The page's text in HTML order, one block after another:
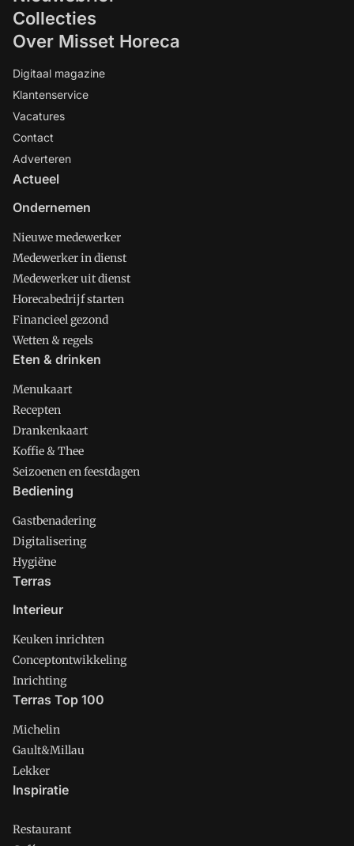
Collecties
Over Misset Horeca
Digitaal magazine
Klantenservice
Vacatures
Contact
Adverteren
Actueel
Ondernemen
Nieuwe medewerker
Medewerker in dienst
Medewerker uit dienst
Horecabedrijf starten
Financieel gezond
Wetten & regels
Eten & drinken
Menukaart
Recepten
Drankenkaart
Koffie & Thee
Seizoenen en feestdagen
Bediening
Gastbenadering
Digitalisering
Hygiëne
Terras
Interieur
Keuken inrichten
Conceptontwikkeling
Inrichting
Terras Top 100
Michelin
Gault&Millau
Lekker
Inspiratie
Restaurant